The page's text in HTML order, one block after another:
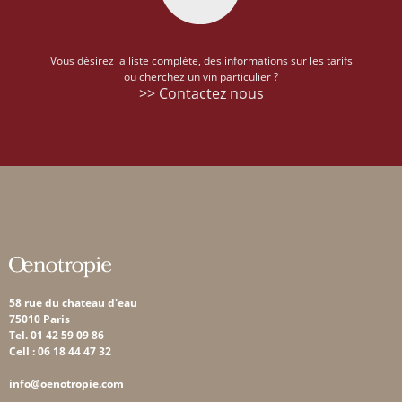
Vous désirez la liste complète, des informations sur les tarifs
ou cherchez un vin particulier ?
>> Contactez nous
58 rue du chateau d'eau
75010 Paris
Tel. 01 42 59 09 86
Cell : 06 18 44 47 32
info@oenotropie.com